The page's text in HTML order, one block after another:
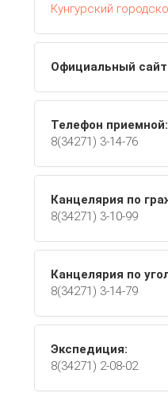
Кунгурский
Официальный
Телефон приемной:
8(34271) 3-14-76
Канцелярия по
8(34271) 3-10-99
Канцелярия по
8(34271) 3-14-79
Экспедиция:
8(34271) 2-08-02